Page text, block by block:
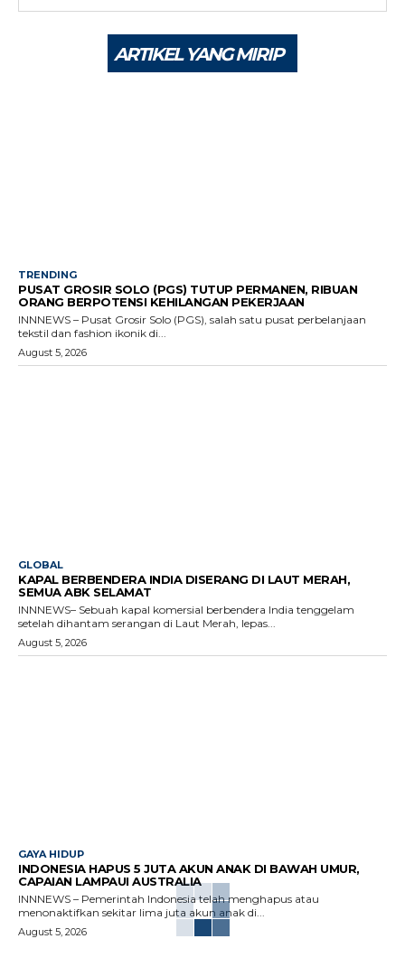
ARTIKEL YANG MIRIP
TRENDING
PUSAT GROSIR SOLO (PGS) TUTUP PERMANEN, RIBUAN
ORANG BERPOTENSI KEHILANGAN PEKERJAAN
INNNEWS – Pusat Grosir Solo (PGS), salah satu pusat perbelanjaan
tekstil dan fashion ikonik di...
August 5, 2026
GLOBAL
KAPAL BERBENDERA INDIA DISERANG DI LAUT MERAH,
SEMUA ABK SELAMAT
INNNEWS– Sebuah kapal komersial berbendera India tenggelam
setelah dihantam serangan di Laut Merah, lepas...
August 5, 2026
GAYA HIDUP
INDONESIA HAPUS 5 JUTA AKUN ANAK DI BAWAH UMUR,
CAPAIAN LAMPAUI AUSTRALIA
INNNEWS – Pemerintah Indonesia telah menghapus atau
menonaktifkan sekitar lima juta akun anak di...
August 5, 2026